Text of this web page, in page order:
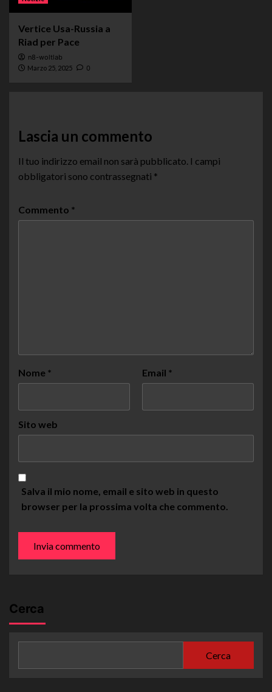
Vertice Usa-Russia a
Riad per Pace
n8-woltlab
Marzo 25, 2025 0
Lascia un commento
Il tuo indirizzo email non sarà pubblicato. I campi
obbligatori sono contrassegnati *
Commento *
Nome * Email *
Sito web
Salva il mio nome, email e sito web in questo
browser per la prossima volta che commento.
Cerca
Cerca